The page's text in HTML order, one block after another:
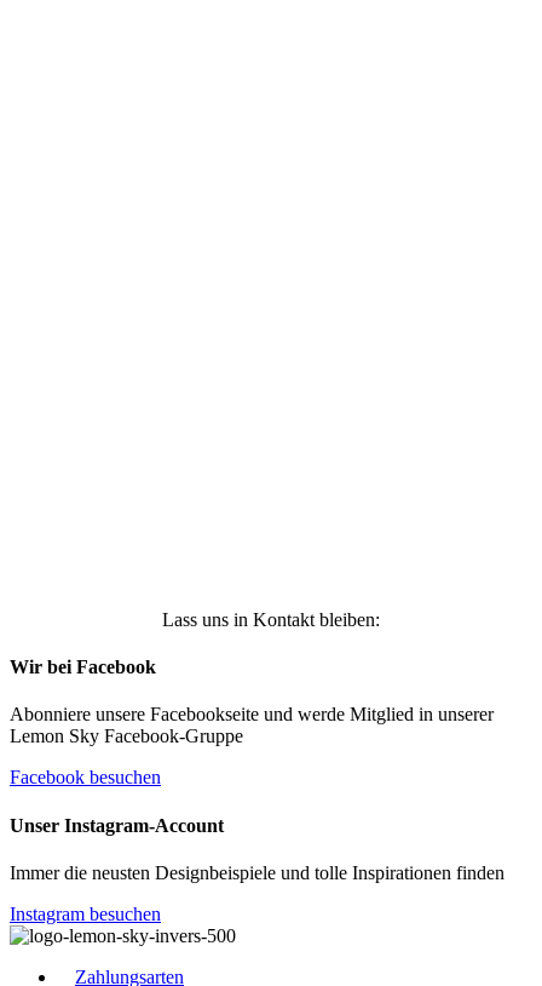
Lass uns in Kontakt bleiben:
Wir bei Facebook
Abonniere unsere Facebookseite und werde Mitglied in unserer
Lemon Sky Facebook-Gruppe
Facebook besuchen
Unser Instagram-Account
Immer die neusten Designbeispiele und tolle Inspirationen finden
Instagram besuchen
Zahlungsarten